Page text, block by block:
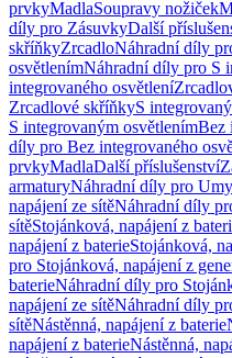
prvkyMadlaSoupravy nožiček
díly pro ZásuvkyDalší
skříňkyZrcadloNáhradní díly
osvětlenímNáhradní díly pro S
integrovaného osvětlení
Zrcadlové skříňkyS
S integrovaným osvětlenímBez
díly pro Bez integrovaného
prvkyMadlaDalší příslušenství
armaturyNáhradní díly pro
napájení ze sítěNáhradní díly
sítěStojánková, napájení z
napájení z baterieStojánková,
pro Stojánková, napájení z
baterieNáhradní díly pro
napájení ze sítěNáhradní díly
sítěNástěnná, napájení z baterie
napájení z baterieNástěnná,